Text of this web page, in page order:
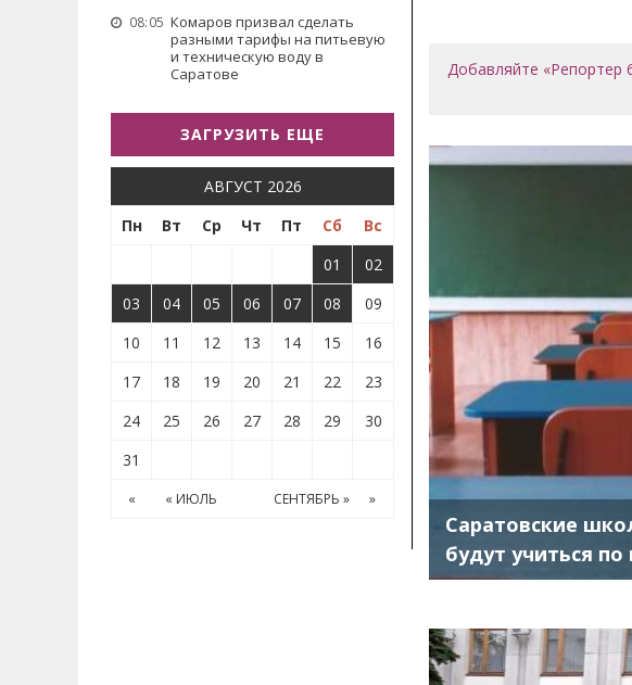
08:05 Комаров призвал сделать
разными тарифы на питьевую
и техническую воду в
Саратове
ЗАГРУЗИТЬ ЕЩЕ
АВГУСТ 2026
Пн
Вт Ср Чт Пт Сб
Вс
01
02
03
04 05 06 07 08
09
10
11 12 13 14 15
16
17
18 19 20 21 22
23
24
25 26 27 28 29
30
31
« « ИЮЛЬ СЕНТЯБРЬ » »
Добавляйте «Репортер
Саратовские
будут учиться